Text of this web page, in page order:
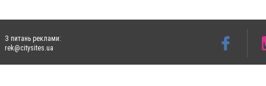
З питань реклами:
rek@citysites.ua